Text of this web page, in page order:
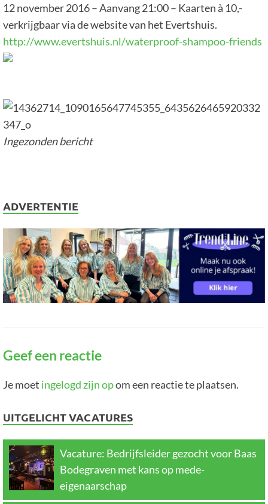
12 november 2016 – Aanvang 21:00 – Kaarten à 10,-
verkrijgbaar via de website van het Evertshuis.
http://www.evertshuis.nl/waterproof-shampoo-friends
Ingezonden bericht
ADVERTENTIE
Geef een reactie
Je moet ingelogd zijn opom een reactie te plaatsen.
UITGELICHT VACATURES
Vacature: Bedrijfsleider gezocht voor Baas
Bodegraven met kans op mede-
eigenaarschap